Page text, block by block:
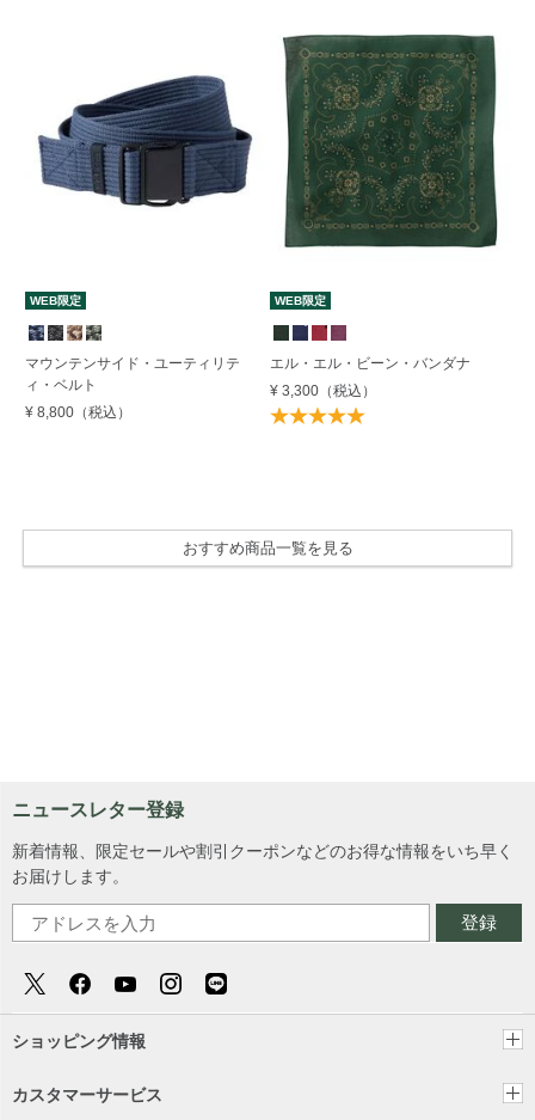
WEB限定
マウンテンサイド・ユーティリテ
ィ・ベルト
¥ 8,800（税込）
WEB限定
エル・エル・ビーン・バンダナ
¥ 3,300 （税込）
おすすめ商品一覧を見る
ニュースレター登録
新着情報、限定セールや割引クーポンなどのお得な情報をいち早く
お届けします。
登録
ショッピング情報
カスタマーサービス